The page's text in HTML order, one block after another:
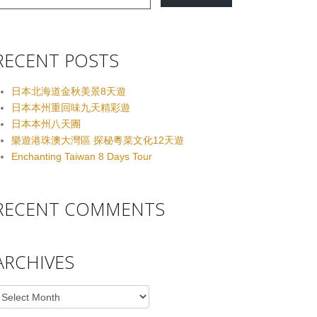
POSTS
日本北海道金秋美景8天遊
日本本州重回味九天精彩遊
日本本州八天團
樂遊港珠澳大灣區 探秘粵菜文化12天遊
Enchanting Taiwan 8 Days Tour
COMMENTS